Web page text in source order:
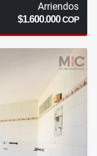
Arriendos
$1.600.000COP